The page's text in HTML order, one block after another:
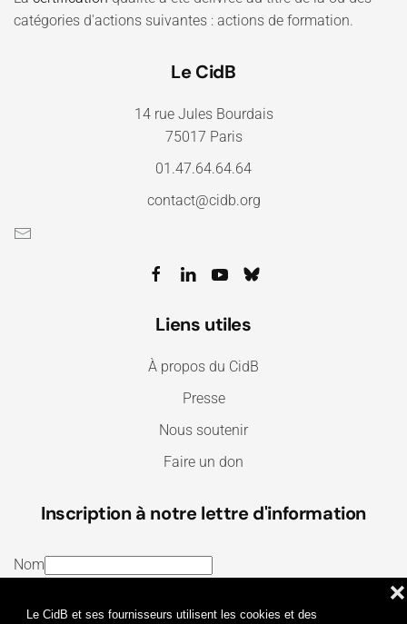
Le CidB et ses fournisseurs utilisent les cookies et des
❌
catégories d'actions suivantes : actions de formation.
Le CidB
14 rue Jules Bourdais
75017 Paris
01.47.64.64.64
contact@cidb.org
Liens utiles
À propos du CidB
Presse
Nous soutenir
Faire un don
Inscription à notre lettre d'information
Nom